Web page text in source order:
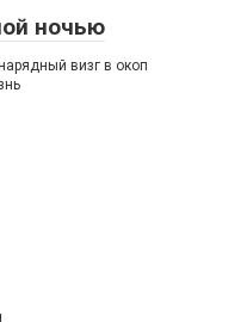
ночью
визг в окоп